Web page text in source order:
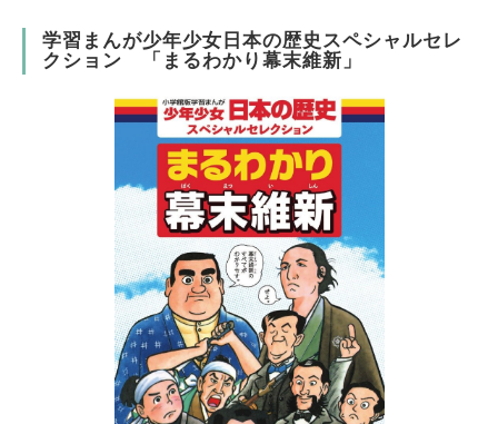
学習まんが少年少女日本の歴史スペシャルセレ
クション 「まるわかり幕末維新」